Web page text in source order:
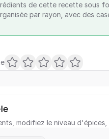
de cette recette sous
par rayon, avec des
modifiez le niveau